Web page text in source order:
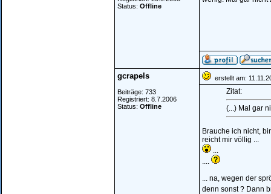
Status: Offline
gcrapels
Beiträge: 733
Registriert: 8.7.2006
Status: Offline
erstellt am:
Zitat:
(...) Mal gar
Brauche ich nicht,
reicht mir völlig ...
...
....
... na, wegen der
denn sonst ? Dann